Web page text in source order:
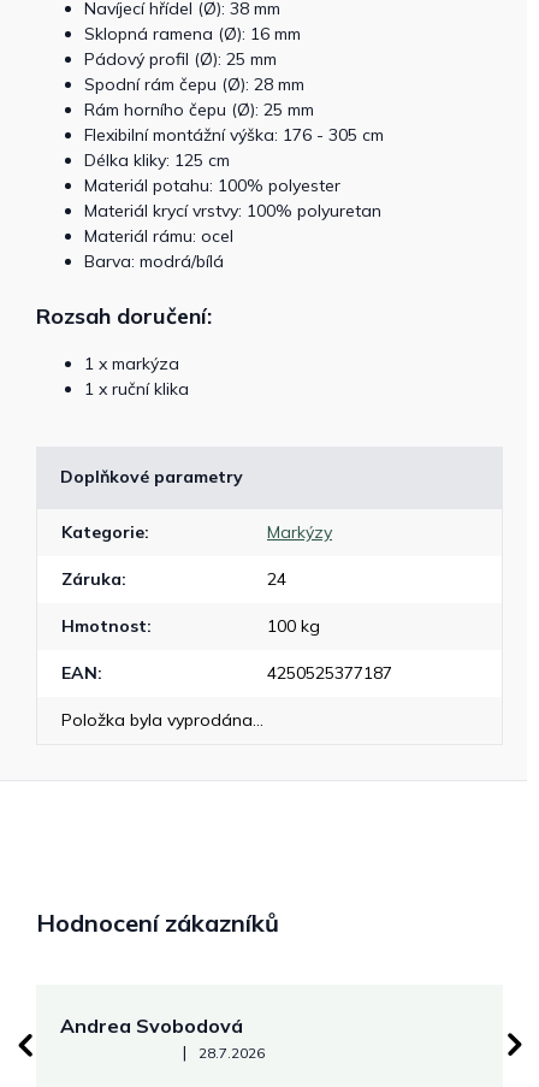
Navíjecí hřídel (Ø): 38 mm
Sklopná ramena (Ø): 16 mm
Pádový profil (Ø): 25 mm
Spodní rám čepu (Ø): 28 mm
Rám horního čepu (Ø): 25 mm
Flexibilní montážní výška: 176 - 305 cm
Délka kliky: 125 cm
Materiál potahu: 100% polyester
Materiál krycí vrstvy: 100% polyuretan
Materiál rámu: ocel
Barva: modrá/bílá
Rozsah doručení:
1 x markýza
1 x ruční klika
Doplňkové parametry
Kategorie: Markýzy
Záruka: 24
Hmotnost: 100 kg
EAN: 4250525377187
Položka byla vyprodána…
Hodnocení zákazníků
Andrea Svobodová
Hodnocení obchodu je 5 z 5 hvězdiček.
| 28.7.2026